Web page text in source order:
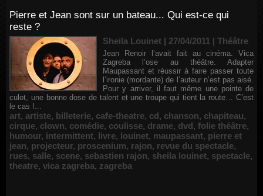
Pierre et Jean sont sur un bateau... Qui est-ce qui
reste ?
Sheila Louinet | 27/04/2011 | Théâtre
Jean Renoir l’avait fait au cinéma. Vica
Zagreba l’ose au théâtre. Adapter
Maupassant et réussir à faire passer toute
l’ironie (mordante) de l’auteur n’est pas aisé.
Pour y arriver, il faut même une pointe de
culot, une bonne dose de talent et une troupe qui tient la route… C’est
le cas !...
art, artiste, billeterie, cafe-theatre, cd, chanson, chapiteau,
cirque, clown, comédie, coulisse, drame, dvd, folie théâtre,
humour, intermittent, livre, louinet, maupassant, pierre et
jean, projecteur, proscenium, rajon, revue du spectacle,
rues, salle, scene, sebastien rajon, sheila louinet, spectacle,
theatre, vica zagreba, zagreba